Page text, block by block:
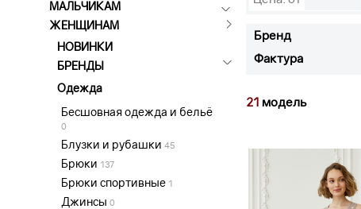
Бренд
Фактура
21 модель
МАЛЬЧИКАМ
ЖЕНЩИНАМ
НОВИНКИ
БРЕНДЫ
Одежда
Бесшовная одежда и бельё
0
Блузки и рубашки 45
Брюки 137
Брюки спортивные 1
Джинсы 0